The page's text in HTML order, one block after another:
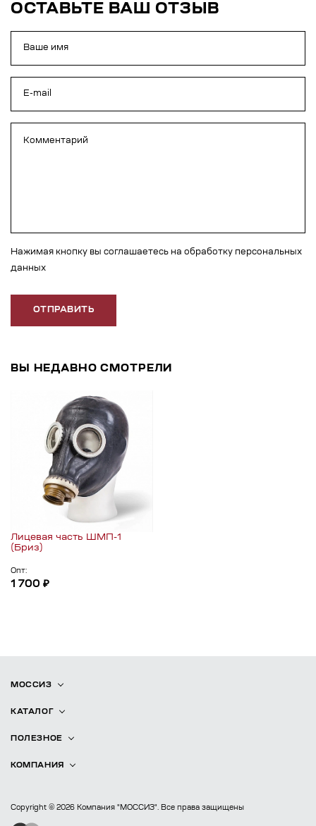
ОСТАВЬТЕ ВАШ ОТЗЫВ
Нажимая кнопку вы соглашаетесь на обработку персональных
данных
ОТПРАВИТЬ
ВЫ НЕДАВНО СМОТРЕЛИ
Лицевая часть ШМП-1
(Бриз)
Опт:
1 700 ₽
МОССИЗ
КАТАЛОГ
ПОЛЕЗНОЕ
КОМПАНИЯ
Copyright © 2026 Компания "МОССИЗ". Все права защищены